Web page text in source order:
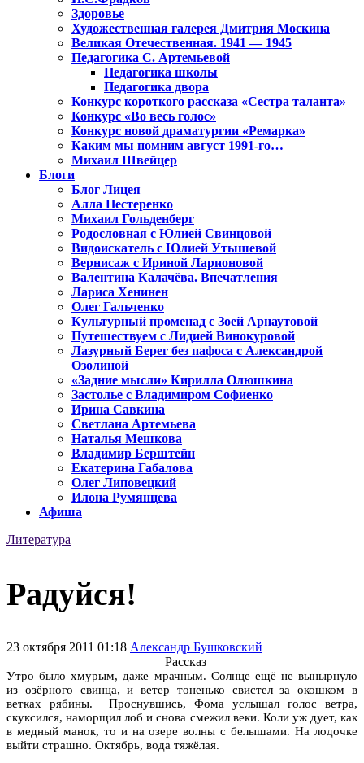
Здоровье
Художественная галерея Дмитрия Москина
Великая Отечественная. 1941 — 1945
Педагогика С. Артемьевой
Педагогика школы
Педагогика двора
Конкурс короткого рассказа «Сестра таланта»
Конкурс «Во весь голос»
Конкурс новой драматургии «Ремарка»
Каким мы помним август 1991-го…
Михаил Швейцер
Блоги
Блог Лицея
Алла Нестеренко
Михаил Гольденберг
Родословная с Юлией Свинцовой
Видоискатель с Юлией Утышевой
Вернисаж с Ириной Ларионовой
Валентина Калачёва. Впечатления
Лариса Хенинен
Олег Гальченко
Культурный променад с Зоей Арнаутовой
Путешествуем с Лидией Винокуровой
Лазурный Берег без пафоса с Александрой
Озолиной
«Задние мысли» Кирилла Олюшкина
Застолье с Владимиром Софиенко
Ирина Савкина
Светлана Артемьева
Наталья Мешкова
Владимир Берштейн
Екатерина Габалова
Олег Липовецкий
Илона Румянцева
Афиша
Литература
Радуйся!
23 октября 2011 01:18 Александр Бушковский
Рассказ
Утро было хмурым, даже мрачным. Солнце ещё не вынырнуло
из озёрного свинца, и ветер тоненько свистел за окошком в
ветках рябины. Проснувшись, Фома услышал голос ветра,
скуксился, наморщил лоб и снова смежил веки. Коли уж дует, как
в медный манок, то и на озере волны с белышами. На лодочке
выйти страшно. Октябрь, вода тяжёлая.